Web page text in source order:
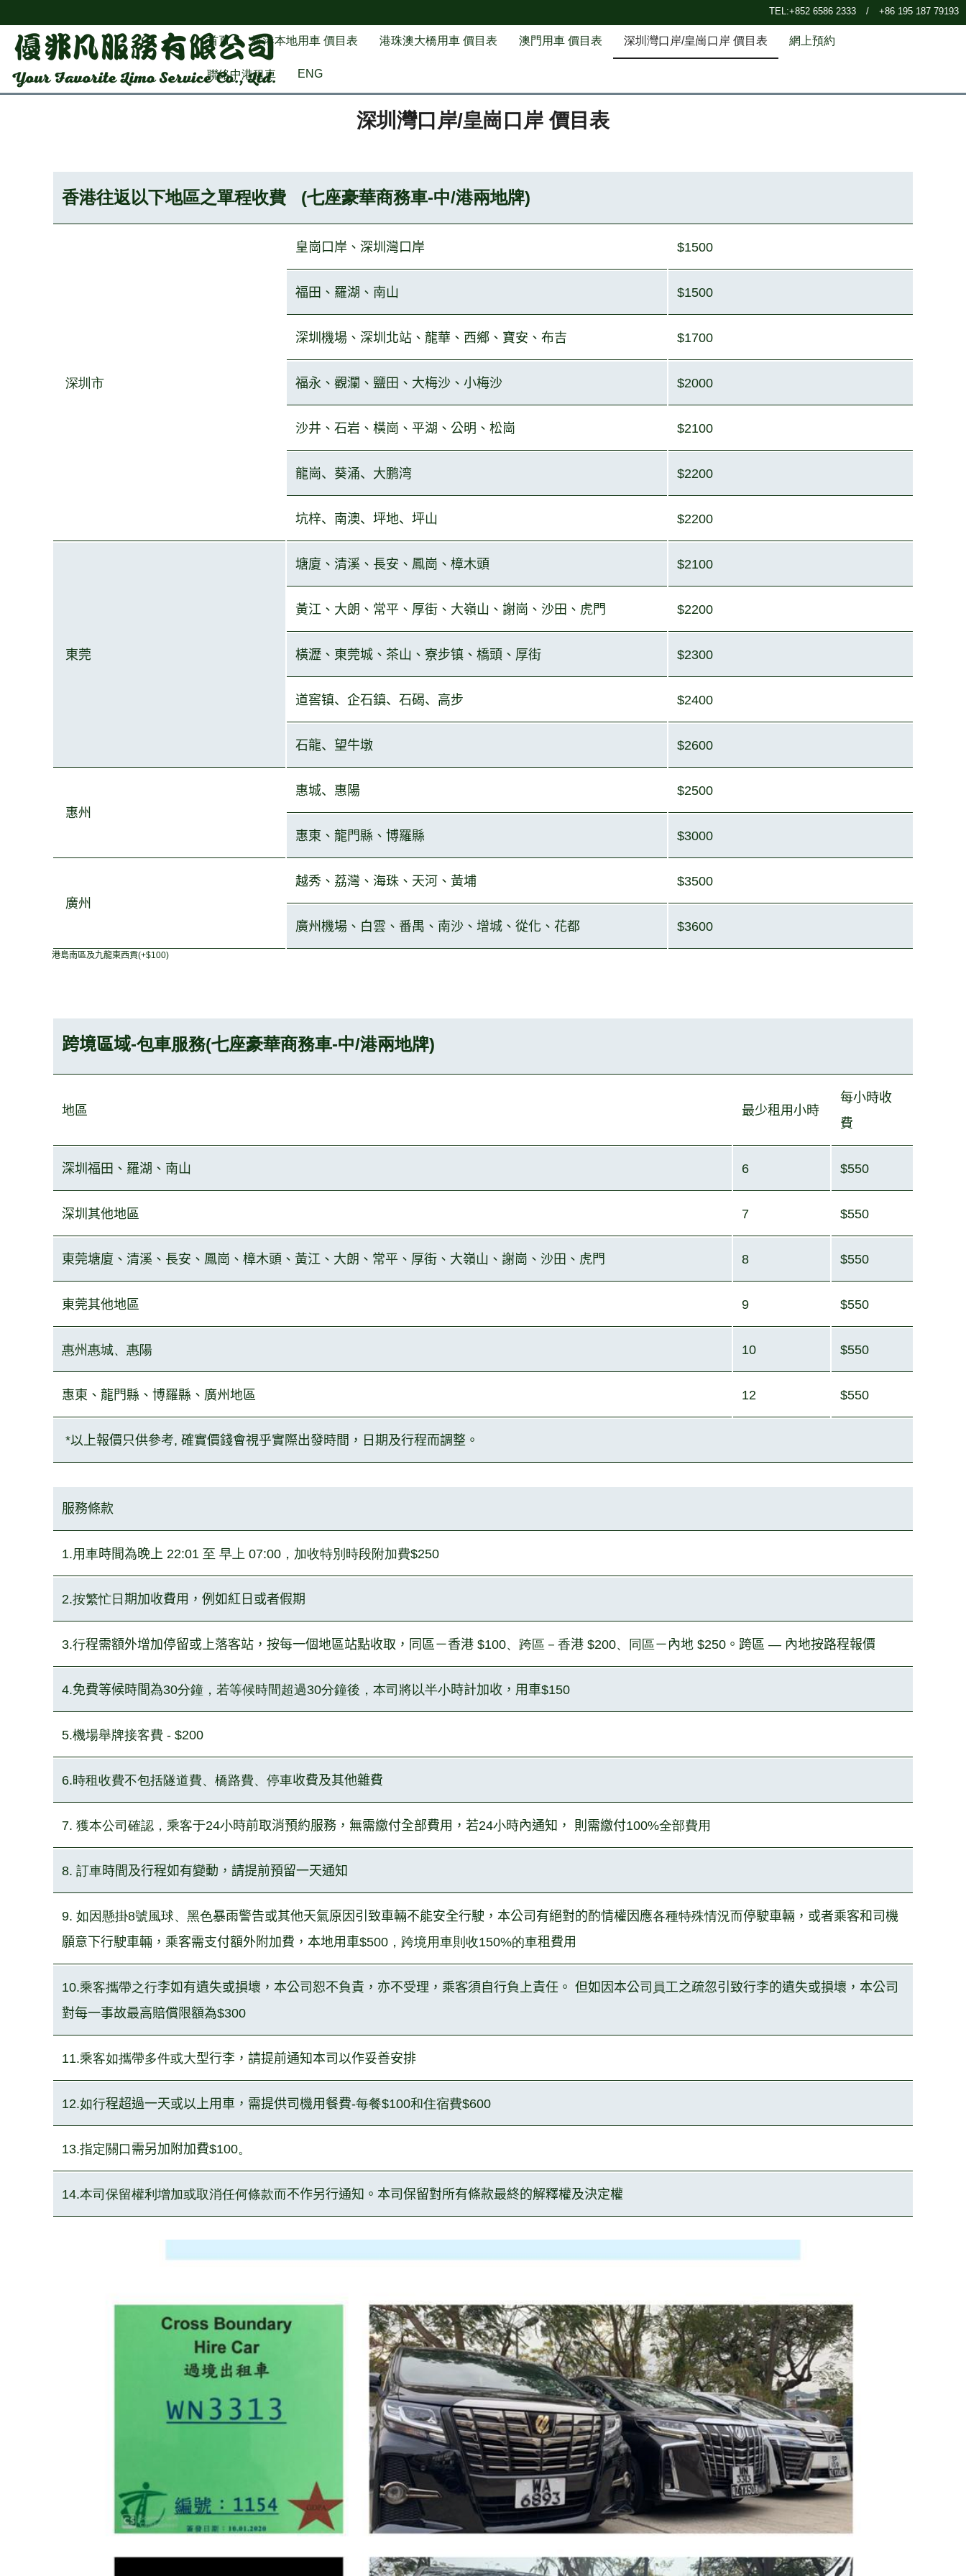
TEL:+852 6586 2333 / +86 195 187 79193
首頁 香港本地用車 價目表 港珠澳大橋用車 價目表 澳門用車 價目表 深圳灣口岸/皇崗口岸 價目表 網上預約
聯絡中港租車 ENG
深圳灣口岸/皇崗口岸 價目表
香港往返以下地區之單程收費 (七座豪華商務車-中/港兩地牌)
深圳市
皇崗口 岸、深圳灣口岸 $1500
福田 、羅湖、南山 $1500
深圳機場、深圳北站、龍華、西鄉、寶安、布吉 $1700
福永、觀瀾、鹽田 、大梅沙、小梅沙 $2000
沙井、石岩、橫崗、平湖、公明、松崗 $2100
龍崗、葵涌、 大鹏湾 $2200
坑梓、南澳、坪地、坪山 $2200
東莞
塘廈、清溪、長安、鳳崗、樟木頭 $2100
黃江、大朗、常平、厚街、大嶺山、謝崗、沙田、虎門 $2200
橫瀝、東莞城、茶山、寮步镇、橋頭、厚街 $2300
道窖镇、企石鎮、 石碣、 高步 $2400
石龍、望牛墩 $2600
惠州
惠城、惠 陽 $2500
惠東、龍門縣、博羅縣 $3000
廣州
越秀、荔灣、海珠、天河、黃埔 $3500
廣州機場、白雲、番禺、南沙、增城、從化、花都 $3600
港島南區及九龍東西貢(+$100)
跨境區域-包車服務(七座豪華商務車-中/港兩地牌)
地區 最少租用小時
每小時收
費
深圳福田 、羅湖、南山 6 $550
深圳其他地區 7 $550
東莞塘廈、清溪、長安、鳳崗、樟木頭、黃江、大朗、常平、厚街、大嶺山、謝崗、沙田、虎門 8 $550
東莞其他地區 9 $550
惠州惠城、惠陽 10 $550
惠東、龍門縣、博羅縣、廣州地區 12 $550
*以上報價只供參考, 確實價錢會視乎實際出發時間，日 期及行程而調整。
服務條款
1.用車時間為晚上 22:01 至 早上 07:00，加收特別時段附加費$250
2.按繁忙日 期加收費用，例如紅日或者假期
3.行程需額外增加停留或上落客站，按每一個地區站點收取，同區－香港 $100、跨區－香港 $200、同區 －內地 $250 。跨區 — 內地按路程報價
4.免費等候時間為30分鐘，若等候時間超過30分鐘後，本司將以半小時計加收，用 車$150
5.機場舉牌接客費 - $200
6.時租收費不包括隧道費、橋路費、停車收費及其他雜費
7. 獲本公司確認，乘客于24小時前取消預約服務，無需繳付全部費用，若24小時內通知， 則需繳付100%全部費用
8. 訂車時間及行程如有變動，請提前預留一天通知
9. 如因懸掛8號風球、黑色暴雨警告或其他天氣原因引致車輛不能安全行駛，本公司有絕對的酌情權因應各種特殊情況而停駛車輛，或者乘客和司機
願意下行駛車輛，乘客需支付額外附加費，本地用車$500， 跨境用車則收150%的車租費用
10.乘客攜帶之行李如有遺失或損壞，本公司恕不負責，亦不受理，乘客須自行負上責任。 但如因本公司 員工之疏忽引致行李的遺失或損壞，本公司
對每⼀事故最高賠償限額為$300
11.乘客如攜帶多件或大型行李，請提前通知本司以作妥善安排
12.如行程超過⼀天或以上用車，需提供司機用餐費-每餐$100和住宿費$600
13.指定關口 需另加附加費$100。
14.本司保留權利增加或取消任何條款而不作另行通知。本司保留對所有條款最終的解釋權及決定權